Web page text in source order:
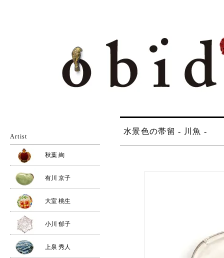
水景色の帯留 - 川魚 -
Artist
秋葉 絢
有川 京子
大室 桃生
小川 郁子
上泉 秀人